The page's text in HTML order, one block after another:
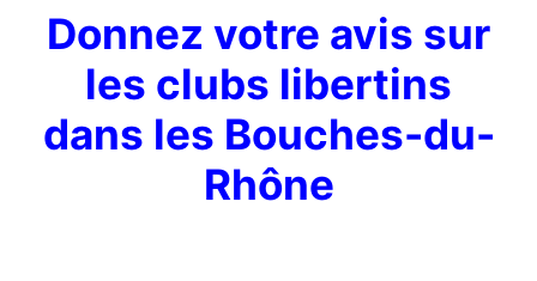
Donnez votre avis sur
les clubs libertins
dans les Bouches-du-
Rhône